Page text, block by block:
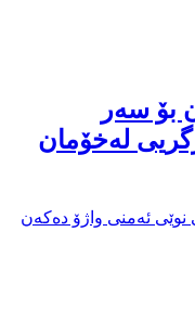
بۆ سەر
لەخۆمان